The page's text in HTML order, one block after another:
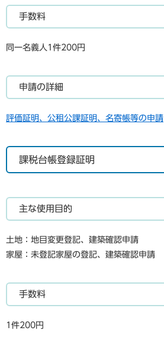
手数料
同一名義人1件200円
申請の詳細
評価証明、公租公課証明、名寄帳等の申請
課税台帳登録証明
主な使用目的
土地：地目変更登記、建築確認申請
家屋：未登記家屋の登記、建築確認申請
手数料
1件200円